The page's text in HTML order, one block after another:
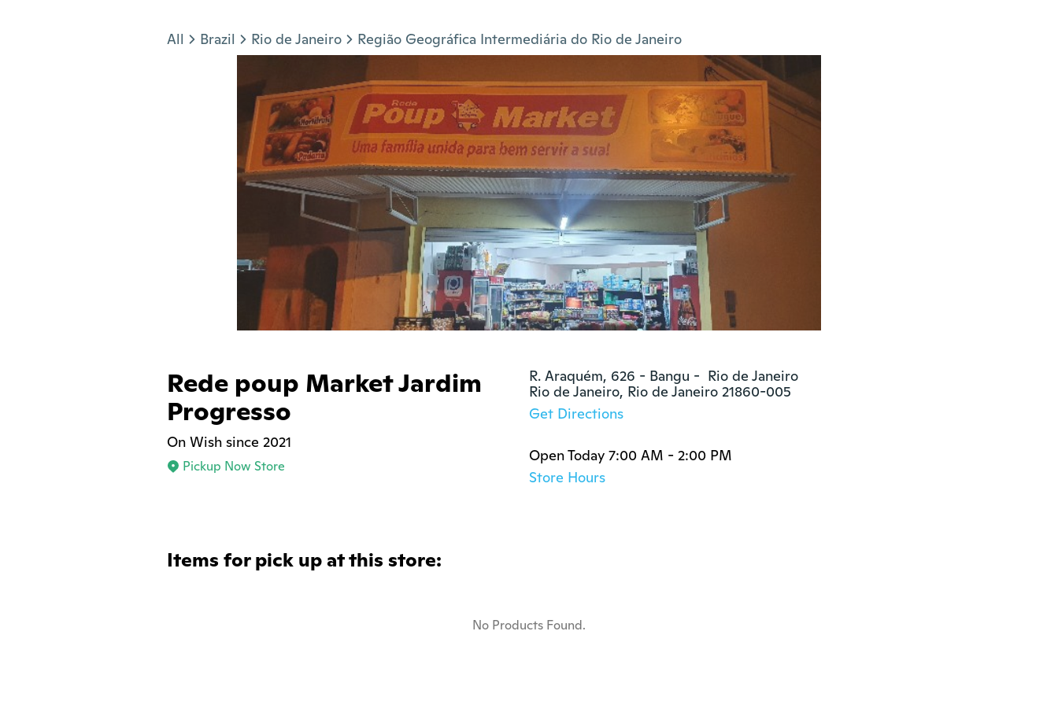
All Brazil Rio de Janeiro Região Geográfica Intermediária do Rio de Janeiro
Rede poup Market Jardim
Progresso
On Wish since 2021
Pickup Now Store
R. Araquém, 626 - Bangu -  Rio de Janeiro
Rio de Janeiro, Rio de Janeiro 21860-005
Get Directions
Open Today 7:00 AM - 2:00 PM
Store Hours
Items for pick up at this store:
No Products Found.